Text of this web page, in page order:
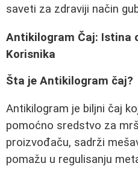
saveti za zdraviji način
Antikilogram Čaj: Istina
Korisnika
Šta je Antikilogram čaj?
Antikilogram je biljni čaj
pomoćno sredstvo za
proizvođaču, sadrži
pomažu u regulisanju